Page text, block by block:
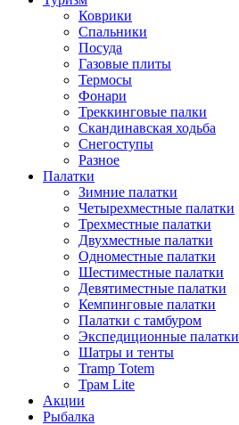
Коврики
Спальники
Посуда
Газовые плиты
Термосы
Фонари
Треккинговые палки
Скандинавская ходьба
Снегоступы
Разное
Палатки
Зимние палатки
Четырехместные палатки
Трехместные палатки
Двухместные палатки
Одноместные палатки
Шестиместные палатки
Девятиместные палатки
Кемпинговые палатки
Палатки с тамбуром
Экспедиционные палатки
Шатры и тенты
Tramp Totem
Трам Lite
Акции
Рыбалка